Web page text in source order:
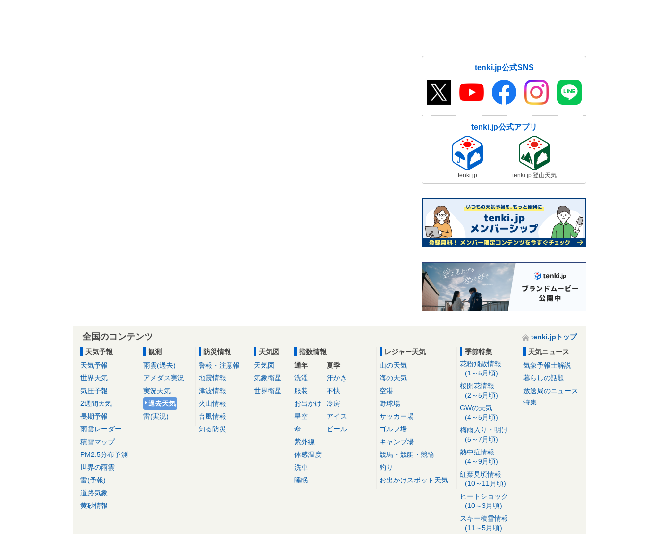
tenki.jp公式SNS
tenki.jp公式アプリ
tenki.jp tenki.jp 登山天気
全国のコンテンツ
tenki.jpトップ
天気予報
天気予報
世界天気
気圧予報
2週間天気
長期予報
雨雲レーダー
積雪マップ
PM2.5分布予測
世界の雨雲
雷(予報)
道路気象
黄砂情報
観測
雨雲(過去)
アメダス実況
実況天気
過去天気
雷(実況)
防災情報
警報・注意報
地震情報
津波情報
火山情報
台風情報
知る防災
天気図
天気図
気象衛星
世界衛星
指数情報
通年
洗濯
服装
お出かけ
星空
傘
紫外線
体感温度
洗車
睡眠
夏季
汗かき
不快
冷房
アイス
ビール
レジャー天気
山の天気
海の天気
空港
野球場
サッカー場
ゴルフ場
キャンプ場
競馬・競艇・競輪
釣り
お出かけスポット天気
季節特集
花粉飛散情報
(1～5月頃)
桜開花情報
(2～5月頃)
GWの天気
(4～5月頃)
梅雨入り・明け
(5～7月頃)
熱中症情報
(4～9月頃)
紅葉見頃情報
(10～11月頃)
ヒートショック
(10～3月頃)
スキー積雪情報
(11～5月頃)
天気ニュース
気象予報士解説
暮らしの話題
放送局のニュース
特集